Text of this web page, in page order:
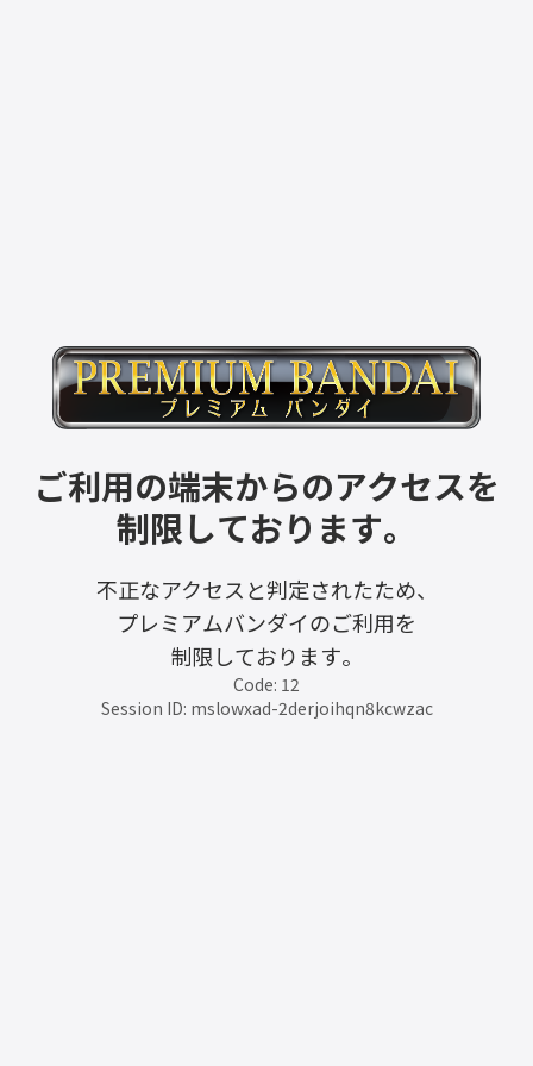
ご利用の端末からのアクセスを
制限しております。
不正なアクセスと判定されたため、
プレミアムバンダイのご利用を
制限しております。
Code: 12
Session ID: mslowxad-2derjoihqn8kcwzac